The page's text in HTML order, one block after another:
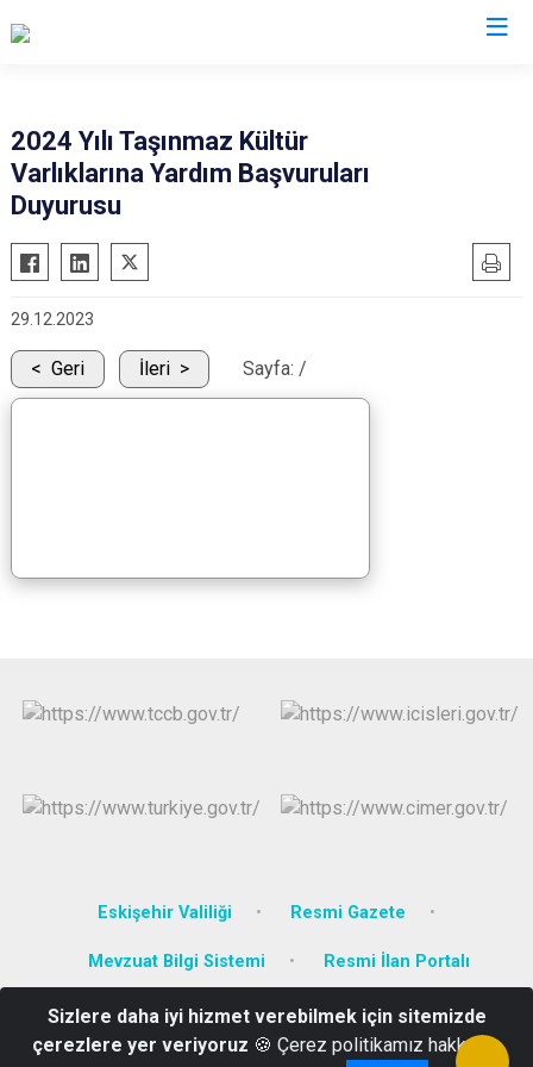
Alpu
Beylikova
Çifteler
İnönü
Mahmudiye
Mihalgazi
Odunpazarı
2024 Yılı Taşınmaz Kültür
Varlıklarına Yardım Başvuruları
Duyurusu
29.12.2023
Geri İleri Sayfa: /
Eskişehir Valiliği Resmi Gazete
Mevzuat Bilgi Sistemi Resmi İlan Portalı
Yeni Mahalle Hürriyet Caddesi No:100 Sarıcakaya/ESKİŞEHİR
(0222) 661 20 02
Sizlere daha iyi hizmet verebilmek için sitemizde
çerezlere yer veriyoruz 🍪 Çerez politikamız hakkında